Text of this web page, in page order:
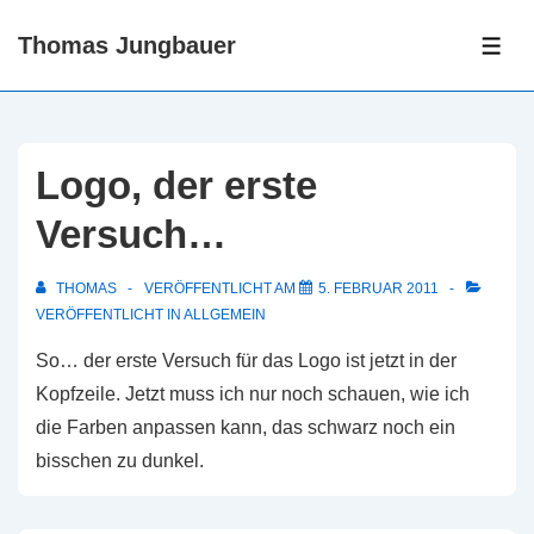
Thomas Jungbauer
Logo, der erste
Versuch…
THOMAS VERÖFFENTLICHT AM
5. FEBRUAR 2011
VERÖFFENTLICHT IN ALLGEMEIN
So… der erste Versuch für das Logo ist jetzt in der
Kopfzeile. Jetzt muss ich nur noch schauen, wie ich
die Farben anpassen kann, das schwarz noch ein
bisschen zu dunkel.